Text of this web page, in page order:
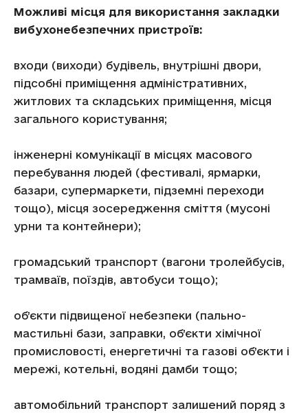
Можливі місця для використання закладки
вибухонебезпечних пристроїв:
входи (виходи) будівель, внутрішні двори,
підсобні приміщення адміністративних,
житлових та складських приміщення, місця
загального користування;
інженерні комунікації в місцях масового
перебування людей (фестивалі, ярмарки,
базари, супермаркети, підземні переходи
тощо), місця зосередження сміття (мусоні
урни та контейнери);
громадський транспорт (вагони тролейбусів,
трамваїв, поїздів, автобуси тощо);
об’єкти підвищеної небезпеки (пально-
мастильні бази, заправки, об’єкти хімічної
промисловості, енергетичні та газові об’єкти і
мережі, котельні, водяні дамби тощо;
автомобільний транспорт залишений поряд з